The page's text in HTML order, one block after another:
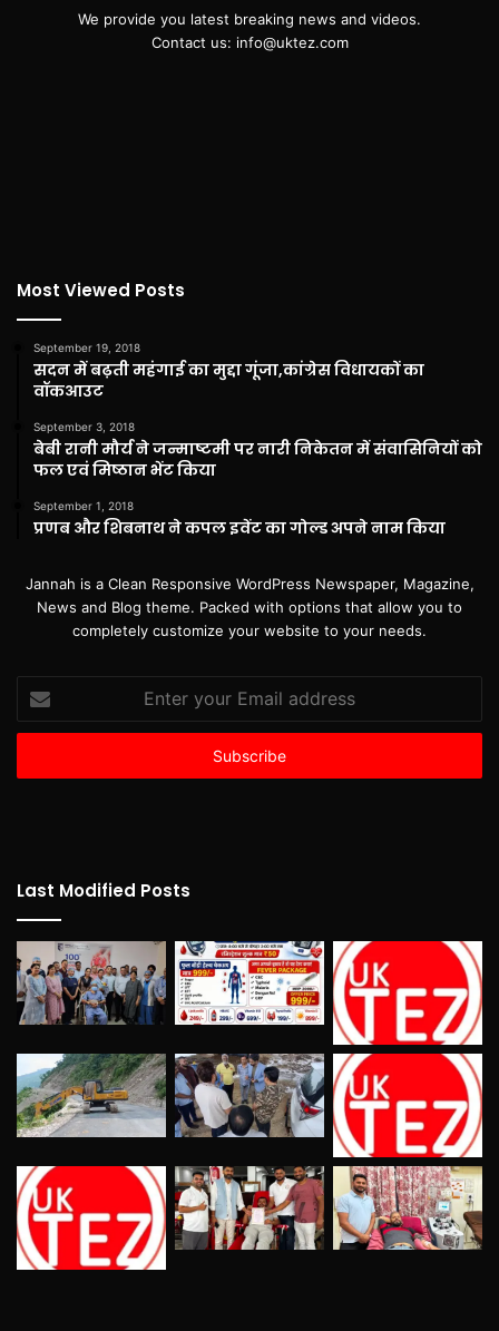
We provide you latest breaking news and videos.
Contact us: info@uktez.com
Most Viewed Posts
September 19, 2018
सदन में बढ़ती महंगाई का मुद्दा गूंजा,कांग्रेस विधायकों का
वॉकआउट
September 3, 2018
बेबी रानी मौर्य ने जन्माष्टमी पर नारी निकेतन में संवासिनियों को
फल एवं मिष्ठान भेंट किया
September 1, 2018
प्रणब और शिबनाथ ने कपल इवेंट का गोल्ड अपने नाम किया
Jannah is a Clean Responsive WordPress Newspaper, Magazine,
News and Blog theme. Packed with options that allow you to
completely customize your website to your needs.
your
Email
Last Modified Posts